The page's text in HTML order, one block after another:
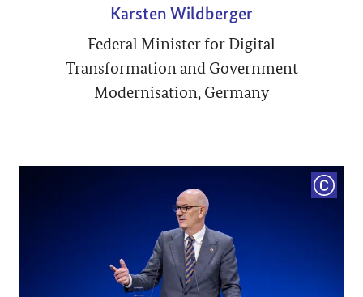
Karsten Wildberger
Federal Minister for Digital
Transformation and Government
Modernisation, Germany